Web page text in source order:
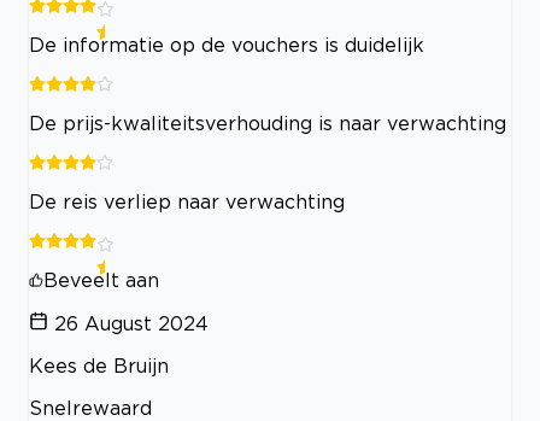
De informatie op de vouchers is duidelijk
De prijs-kwaliteitsverhouding is naar verwachting
De reis verliep naar verwachting
Beveelt aan
26 August 2024
Kees de Bruijn
Snelrewaard